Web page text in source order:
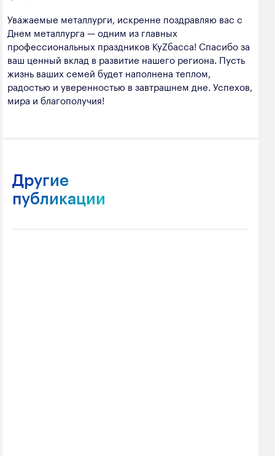
Уважаемые металлурги, искренне поздравляю вас с
Днем металлурга — одним из главных
профессиональных праздников КуZбасса! Спасибо за
ваш ценный вклад в развитие нашего региона. Пусть
жизнь ваших семей будет наполнена теплом,
радостью и уверенностью в завтрашнем дне. Успехов,
мира и благополучия!
Другие
публикации